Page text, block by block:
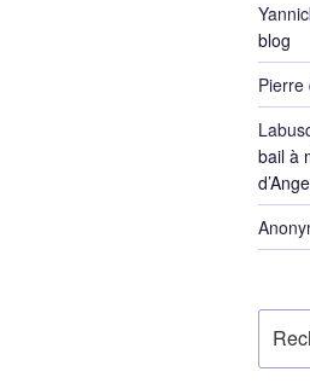
blog
Pierre
bail à
pour
: